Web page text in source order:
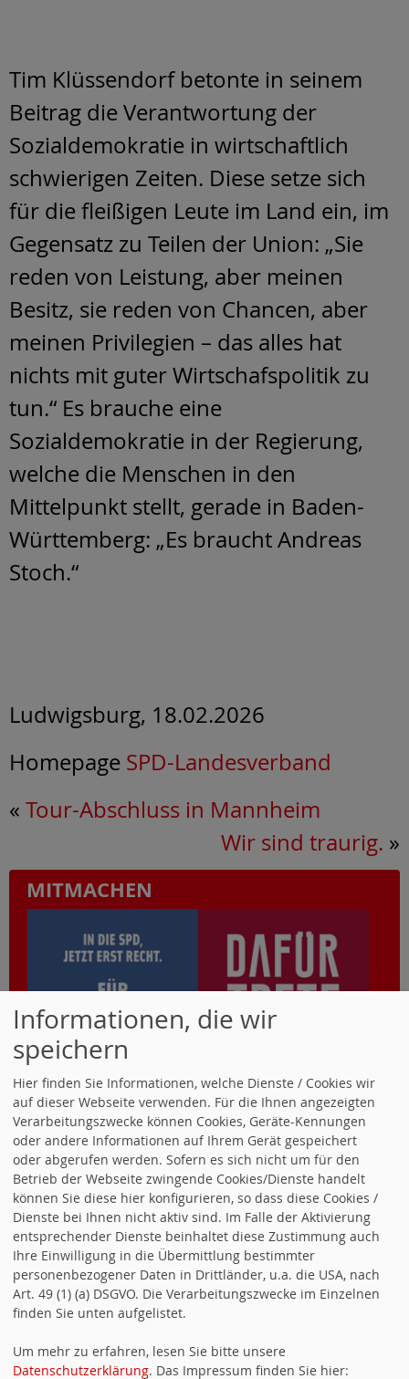
Tim Klüssendorf betonte in seinem
Beitrag die Verantwortung der
Sozialdemokratie in wirtschaftlich
schwierigen Zeiten. Diese setze sich
für die fleißigen Leute im Land ein, im
Gegensatz zu Teilen der Union: „Sie
reden von Leistung, aber meinen
Besitz, sie reden von Chancen, aber
meinen Privilegien – das alles hat
nichts mit guter Wirtschafspolitik zu
tun.“ Es brauche eine
Sozialdemokratie in der Regierung,
welche die Menschen in den
Mittelpunkt stellt, gerade in Baden-
Württemberg: „Es braucht Andreas
Stoch.“
Ludwigsburg, 18.02.2026
Homepage SPD-Landesverband
« Tour-Abschluss in Mannheim
Wir sind traurig. »
MITMACHEN
SUCHEN
WIR IM KREIS
Informationen, die wir
speichern
Hier finden Sie Informationen, welche Dienste / Cookies wir
auf dieser Webseite verwenden. Für die Ihnen angezeigten
Verarbeitungszwecke können Cookies, Geräte-Kennungen
oder andere Informationen auf Ihrem Gerät gespeichert
oder abgerufen werden. Sofern es sich nicht um für den
Betrieb der Webseite zwingende Cookies/Dienste handelt
können Sie diese hier konfigurieren, so dass diese Cookies /
Dienste bei Ihnen nicht aktiv sind. Im Falle der Aktivierung
entsprechender Dienste beinhaltet diese Zustimmung auch
Ihre Einwilligung in die Übermittlung bestimmter
personenbezogener Daten in Drittländer, u.a. die USA, nach
Art. 49 (1) (a) DSGVO. Die Verarbeitungszwecke im Einzelnen
finden Sie unten aufgelistet.
Um mehr zu erfahren, lesen Sie bitte unsere
Datenschutzerklärung. Das Impressum finden Sie hier: